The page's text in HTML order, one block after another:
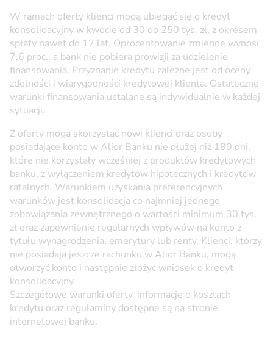
W ramach oferty klienci mogą ubiegać się o kredyt
konsolidacyjny w kwocie od 30 do 250 tys. zł, z okresem
spłaty nawet do 12 lat. Oprocentowanie zmienne wynosi
7,6 proc., a bank nie pobiera prowizji za udzielenie
finansowania. Przyznanie kredytu zależne jest od oceny
zdolności i wiarygodności kredytowej klienta. Ostateczne
warunki finansowania ustalane są indywidualnie w każdej
sytuacji.
Z oferty mogą skorzystać nowi klienci oraz osoby
posiadające konto w Alior Banku nie dłużej niż 180 dni,
które nie korzystały wcześniej z produktów kredytowych
banku, z wyłączeniem kredytów hipotecznych i kredytów
ratalnych. Warunkiem uzyskania preferencyjnych
warunków jest konsolidacja co najmniej jednego
zobowiązania zewnętrznego o wartości minimum 30 tys.
zł oraz zapewnienie regularnych wpływów na konto z
tytułu wynagrodzenia, emerytury lub renty. Klienci, którzy
nie posiadają jeszcze rachunku w Alior Banku, mogą
otworzyć konto i następnie złożyć wniosek o kredyt
konsolidacyjny.
Szczegółowe warunki oferty, informacje o kosztach
kredytu oraz regulaminy dostępne są na stronie
internetowej banku.